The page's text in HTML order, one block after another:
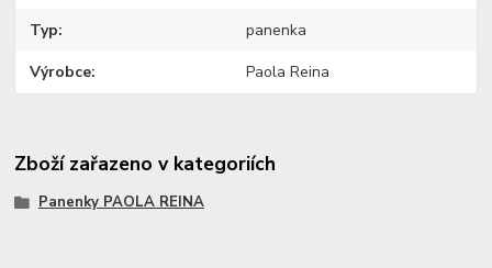
Typ panenka
Výrobce Paola Reina
Zboží zařazeno v kategoriích
Panenky PAOLA REINA